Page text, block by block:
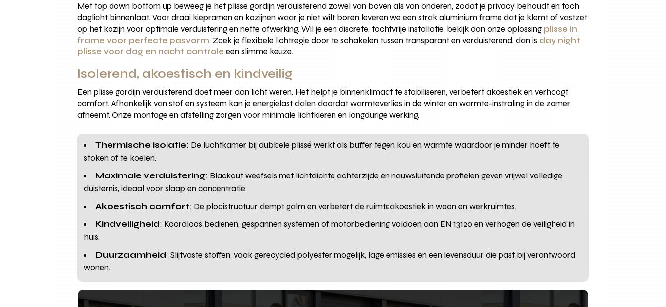
Met top down bottom up beweeg je het plisse gordijn verduisterend zowel van boven als van onderen, zodat je privacy behoudt en toch
daglicht binnenlaat. Voor draai kiepramen en kozijnen waar je niet wilt boren leveren we een strak aluminium frame dat je klemt of vastzet
op het kozijn voor optimale verduistering en nette afwerking. Wil je een discrete, tochtvrije installatie, bekijk dan onze oplossing plisse in
frame voor perfecte pasvorm. Zoek je flexibele lichtregie door te schakelen tussen transparant en verduisterend, dan is day night
plisse voor dag en nacht controle een slimme keuze.
Isolerend, akoestisch en kindveilig
Een plisse gordijn verduisterend doet meer dan licht weren. Het helpt je binnenklimaat te stabiliseren, verbetert akoestiek en verhoogt
comfort. Afhankelijk van stof en systeem kan je energielast dalen doordat warmteverlies in de winter en warmte-instraling in de zomer
afneemt. Onze montage en afstelling zorgen voor minimale lichtkieren en langdurige werking.
Thermische isolatie: De luchtkamer bij dubbele plissé werkt als buffer tegen kou en warmte waardoor je minder hoeft te
stoken of te koelen.
Maximale verduistering: Blackout weefsels met lichtdichte achterzijde en nauwsluitende profielen geven vrijwel volledige
duisternis, ideaal voor slaap en concentratie.
Akoestisch comfort: De plooistructuur dempt galm en verbetert de ruimteakoestiek in woon en werkruimtes.
Kindveiligheid: Koordloos bedienen, gespannen systemen of motorbediening voldoen aan EN 13120 en verhogen de veiligheid in
huis.
Duurzaamheid: Slijtvaste stoffen, vaak gerecycled polyester mogelijk, lage emissies en een levensduur die past bij verantwoord
wonen.